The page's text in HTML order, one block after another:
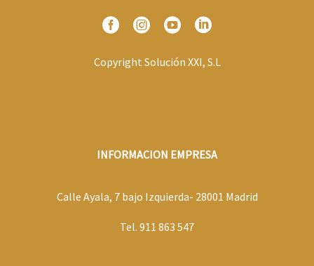
Copyright Solución XXI, S.L
INFORMACION EMPRESA
Calle Ayala, 7 bajo Izquierda- 28001 Madrid
Tel. 911 863 547